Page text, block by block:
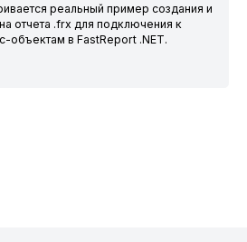
реальный пример создания и
отчета .frx для подключения к
объектам в FastReport .NET.